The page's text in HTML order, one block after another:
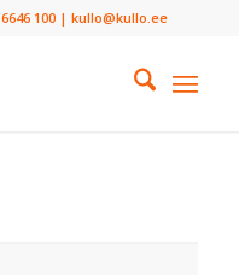
6646 100 | kullo@kullo.ee